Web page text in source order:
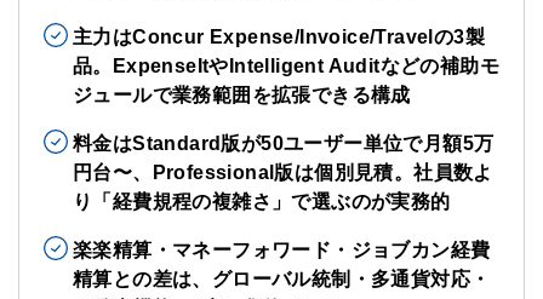
主力はConcur Expense/Invoice/Travelの3製
品。ExpenseItやIntelligent Auditなどの補助モ
ジュールで業務範囲を拡張できる構成
料金はStandard版が50ユーザー単位で月額5万
円台〜、Professional版は個別見積。社員数よ
り「経費規程の複雑さ」で選ぶのが実務的
楽楽精算・マネーフォワード・ジョブカン経費
精算との差は、グローバル統制・多通貨対応・